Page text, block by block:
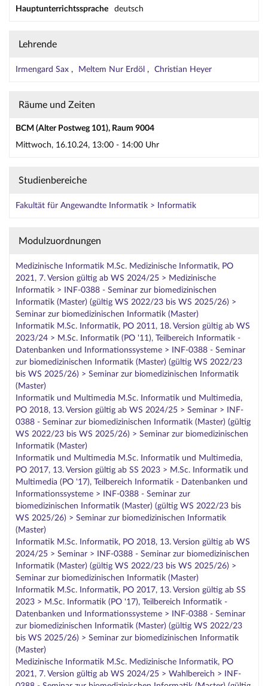
Hauptunterrichtssprache deutsch
Lehrende
Irmengard Sax Meltem Nur Erdöl Christian Heyer
Räume und Zeiten
BCM (Alter Postweg 101), Raum 9004
Mittwoch, 16.10.24, 13:00 - 14:00 Uhr
Studienbereiche
Fakultät für Angewandte Informatik > Informatik
Modulzuordnungen
Medizinische Informatik M.Sc. Medizinische Informatik, PO
2021, 7. Version gültig ab WS 2024/25 > Medizinische
Informatik > INF-0388 - Seminar zur biomedizinischen
Informatik (Master) (gültig WS 2022/23 bis WS 2025/26) >
Seminar zur biomedizinischen Informatik (Master)
Informatik M.Sc. Informatik, PO 2011, 18. Version gültig ab WS
2023/24 > M.Sc. Informatik (PO '11), Teilbereich Informatik -
Datenbanken und Informationssysteme > INF-0388 - Seminar
zur biomedizinischen Informatik (Master) (gültig WS 2022/23
bis WS 2025/26) > Seminar zur biomedizinischen Informatik
(Master)
Informatik und Multimedia M.Sc. Informatik und Multimedia,
PO 2018, 13. Version gültig ab WS 2024/25 > Seminar > INF-
0388 - Seminar zur biomedizinischen Informatik (Master) (gültig
WS 2022/23 bis WS 2025/26) > Seminar zur biomedizinischen
Informatik (Master)
Informatik und Multimedia M.Sc. Informatik und Multimedia,
PO 2017, 13. Version gültig ab SS 2023 > M.Sc. Informatik und
Multimedia (PO '17), Teilbereich Informatik - Datenbanken und
Informationssysteme > INF-0388 - Seminar zur
biomedizinischen Informatik (Master) (gültig WS 2022/23 bis
WS 2025/26) > Seminar zur biomedizinischen Informatik
(Master)
Informatik M.Sc. Informatik, PO 2018, 13. Version gültig ab WS
2024/25 > Seminar > INF-0388 - Seminar zur biomedizinischen
Informatik (Master) (gültig WS 2022/23 bis WS 2025/26) >
Seminar zur biomedizinischen Informatik (Master)
Informatik M.Sc. Informatik, PO 2017, 13. Version gültig ab SS
2023 > M.Sc. Informatik (PO '17), Teilbereich Informatik -
Datenbanken und Informationssysteme > INF-0388 - Seminar
zur biomedizinischen Informatik (Master) (gültig WS 2022/23
bis WS 2025/26) > Seminar zur biomedizinischen Informatik
(Master)
Medizinische Informatik M.Sc. Medizinische Informatik, PO
2021, 7. Version gültig ab WS 2024/25 > Wahlbereich > INF-